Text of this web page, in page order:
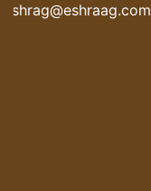
eshrag@eshraag.com